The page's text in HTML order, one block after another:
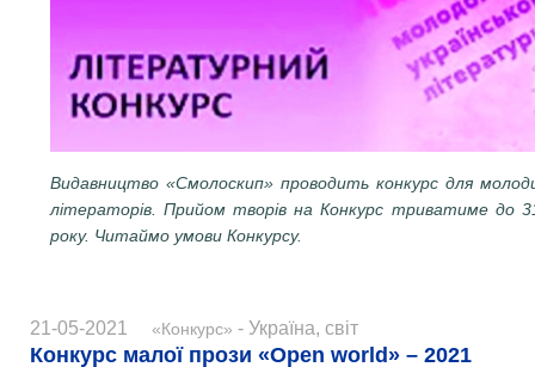
Видавництво «Смолоскип» проводить конкурс для
літераторів. Прийом творів на Конкурс триватиме до
року. Читаймо умови Конкурсу.
21-05-2021 «Конкурс» - Україна, світ
Конкурс малої прози «Open world» – 2021